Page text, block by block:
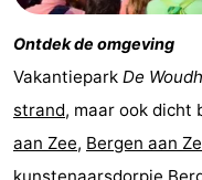
Holland
-
Schoorlse
Bergen
-
Ontdek de omgeving
Vakantiepark De
strand, maar ook dicht
aan Zee, Bergen aan